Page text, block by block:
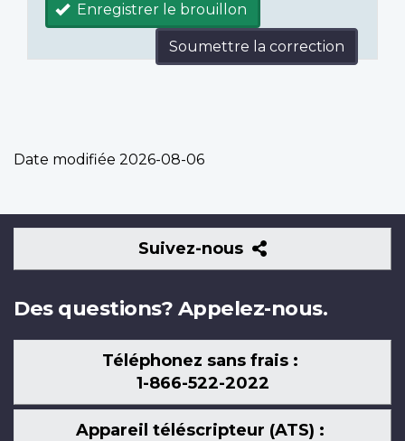
Enregistrer le brouillon
Soumettre la correction
Date modifiée 2026-08-06
Suivez-nous
Suivez-
nous
Des questions? Appelez-nous.
Téléphonez sans frais :
1-866-522-2022
Appareil téléscripteur (ATS) :